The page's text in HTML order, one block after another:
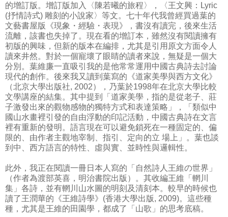
的增訂版。增訂版加入〈陳若曦的旅程〉，〈王文興：Lyric
(抒情詩式) 雕刻的小說家〉等文。七十年代我曾經買過葉的
文藝書屋版《現象・經驗・表現》，書沒有讀完，後來生活
流離，該書也失掉了。現在看的增訂本，雖然沒有閱讀擁有
初版的興味，但新的版本在編排，尤其是引用原文方面令人
讀來井然。對於一個寵壞了眼睛的讀者來說，無疑是一個大
分別。葉維廉一直吸引我的是他常常運用中國古典詩去討論
現代的創作。後來我又讀到葉寫的《道家美學與西方文化》
（北京大學出版社, 2002），乃葉於1998年在北京大學比較
文學講座的結集。其中提到「道家美學，指的是從老子、莊
子激發出來的觀物感物的獨特方式和表達策略」，「類似中
國山水畫裡引發的自由浮動的印記活動，中國古典詩在文言
裡有重新的發明。語言現在可以避免鎖死在一種固定的、偏
限的、由作者主觀地宰制、指引、定向的立 場上」。葉也談
到中、西方語言的特性、虛與實、並時性與邏輯性。
此外，我正在閱讀一冊日本人寫的「自然詩人王維の世界」
（作者為渡部英喜，明治書院出版）。其收編王維「輞川
集」各詩，並有輞川山水圖的明刻及清刻本。較早的時候也
讀了王潤華的《王維詩學》(香港大學出版, 2009)。這些種
種，尤其是王維的田園學，都成了「山歌」的思考底稿。